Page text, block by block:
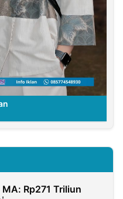
Rp271 Triliun